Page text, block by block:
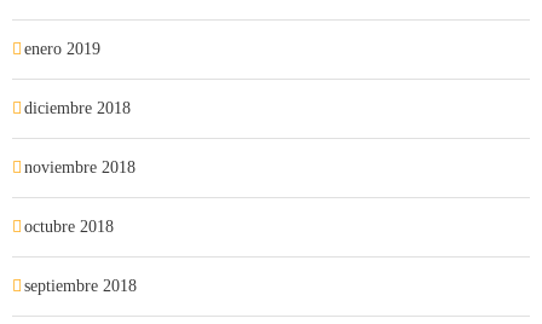
enero 2019
diciembre 2018
noviembre 2018
octubre 2018
septiembre 2018